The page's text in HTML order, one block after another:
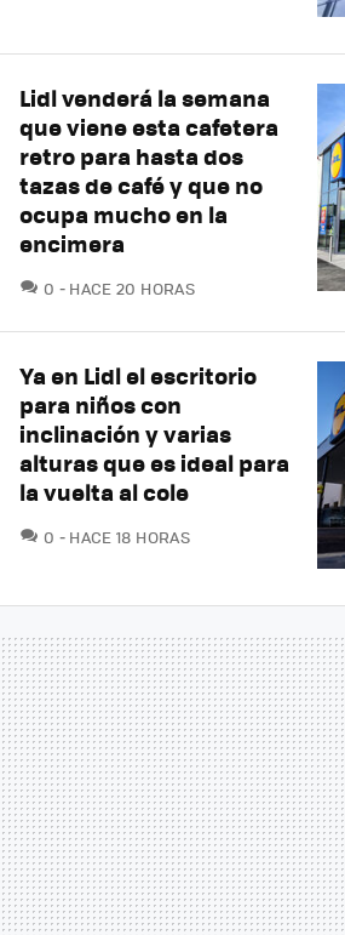
Lidl venderá la semana
que viene esta cafetera
retro para hasta dos
tazas de café y que no
ocupa mucho en la
encimera
0 COMENTARIOS
HACE 20 HORAS
Ya en Lidl el escritorio
para niños con
inclinación y varias
alturas que es ideal para
la vuelta al cole
0 COMENTARIOS
HACE 18 HORAS